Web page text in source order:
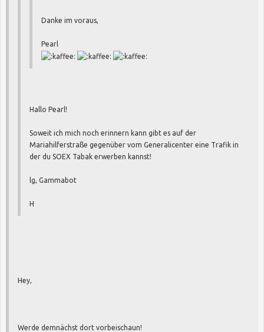
Danke im voraus,
Pearl
Hallo Pearl!
Soweit ich mich noch erinnern kann gibt es auf der
Mariahilferstraße gegenüber vom Generalicenter eine Trafik in
der du SOEX Tabak erwerben kannst!
lg, Gammabot
H
Hey,
Werde demnächst dort vorbeischaun!